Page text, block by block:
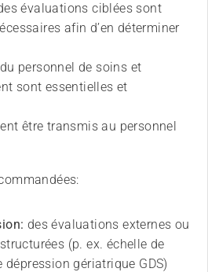
évaluations ciblées sont
afin d’en déterminer
personnel de soins et
sont essentielles et
être transmis au personnel
des évaluations externes ou
(p. ex. échelle de
dépression gériatrique GDS)